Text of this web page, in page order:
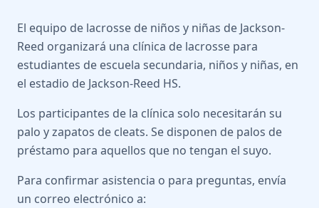
El equipo de lacrosse de niños y niñas de Jackson-
Reed organizará una clínica de lacrosse para
estudiantes de escuela secundaria, niños y niñas, en
el estadio de Jackson-Reed HS.
Los participantes de la clínica solo necesitarán su
palo y zapatos de cleats. Se disponen de palos de
préstamo para aquellos que no tengan el suyo.
Para confirmar asistencia o para preguntas, envía
un correo electrónico a: